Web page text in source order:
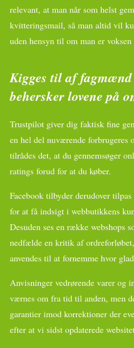
relevant, at man når som helst
kvitteringsmail, så man altid vil
uden hensyn til om man er
Kigges til af
behersker lovene på
Trustpilot giver dig faktisk fine
en hel del nuværende forbrugeres
tilrådes det, at du gennemsøger
ratings forud for at du køber.
Facebook tilbyder derudover
for at få indsigt i webbutikkens
Desuden ses en række webshops
nedfælde en kritik af
anvendes til at fornemme hvor
Anvisninger vedrørende varer og
værnes om fra tid til anden, men
garantier imod korrektioner der
efter at vi sidst opdaterede